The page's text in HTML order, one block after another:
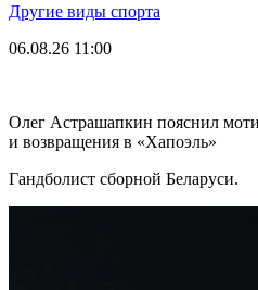
Другие виды спорта
06.08.26 11:00
Олег Астрашапкин пояснил
и возвращения в «Хапоэль»
Гандболист сборной Беларуси.